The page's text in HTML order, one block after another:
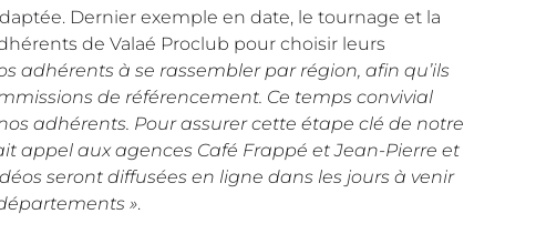
Dernier exemple en date, le tournage et la
de Valaé Proclub pour choisir leurs
adhérents à se rassembler par région, afin qu’ils
de référencement. Ce temps convivial
adhérents. Pour assurer cette étape clé de notre
appel aux agences Café Frappé et Jean-Pierre et
seront diffusées en ligne dans les jours à venir
».